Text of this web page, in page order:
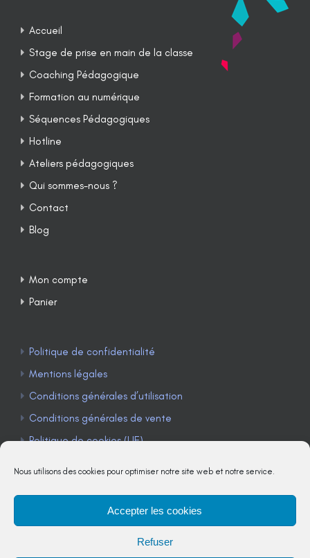
Nous utilisons des cookies pour optimiser notre site web et notre service.
Accepter les cookies
Refuser
Accueil
Stage de prise en main de la classe
Coaching Pédagogique
Formation au numérique
Séquences Pédagogiques
Hotline
Ateliers pédagogiques
Qui sommes-nous ?
Contact
Blog
Mon compte
Panier
Politique de confidentialité
Mentions légales
Conditions générales d’utilisation
Conditions générales de vente
Politique de cookies (UE)
TÉLÉPHONE : 04 90 85 22 98